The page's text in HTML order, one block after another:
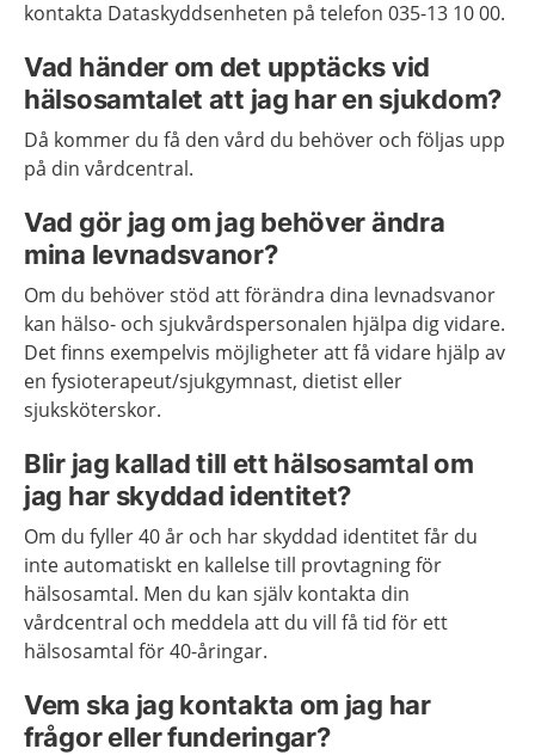
kontakta Dataskyddsenheten på telefon 035-13 10 00.
Vad händer om det upptäcks vid
hälsosamtalet att jag har en sjukdom?
Då kommer du få den vård du behöver och följas upp
på din vårdcentral.
Vad gör jag om jag behöver ändra
mina levnadsvanor?
Om du behöver stöd att förändra dina levnadsvanor
kan hälso- och sjukvårdspersonalen hjälpa dig vidare.
Det finns exempelvis möjligheter att få vidare hjälp av
en fysioterapeut/sjukgymnast, dietist eller
sjuksköterskor.
Blir jag kallad till ett hälsosamtal om
jag har skyddad identitet?
Om du fyller 40 år och har skyddad identitet får du
inte automatiskt en kallelse till provtagning för
hälsosamtal. Men du kan själv kontakta din
vårdcentral och meddela att du vill få tid för ett
hälsosamtal för 40-åringar.
Vem ska jag kontakta om jag har
frågor eller funderingar?